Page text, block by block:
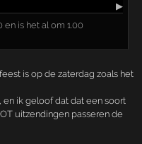
▶
is het al om 1.00
is op de zaterdag zoals het
en ik geloof dat dat een soort
uitzendingen passeren de